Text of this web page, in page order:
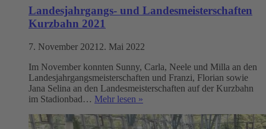
Landesjahrgangs- und Landesmeisterschaften
Kurzbahn 2021
7. November 2021 2. Mai 2022
Im November konnten Sunny, Carla, Neele und Milla an den
Landesjahrgangsmeisterschaften und Franzi, Florian sowie
Jana Selina an den Landesmeisterschaften auf der Kurzbahn
im Stadionbad… Mehr lesen »